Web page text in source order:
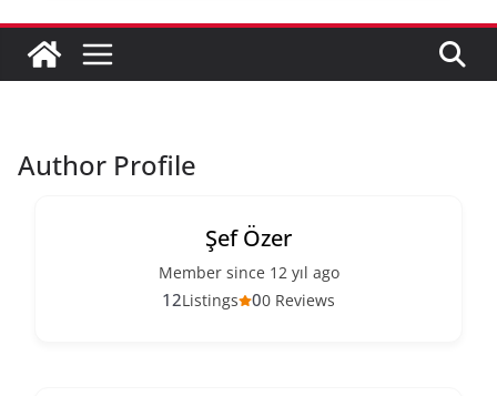
Author Profile
Şef Özer
Member since 12 yıl ago
00 Reviews
12Listings